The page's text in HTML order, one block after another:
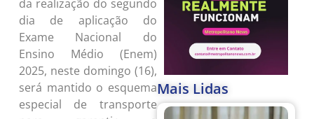
da realização do segundo
dia de aplicação do
Exame Nacional do
Ensino Médio (Enem)
2025, neste domingo (16),
será mantido o esquema
especial de transporte
Mais Lidas